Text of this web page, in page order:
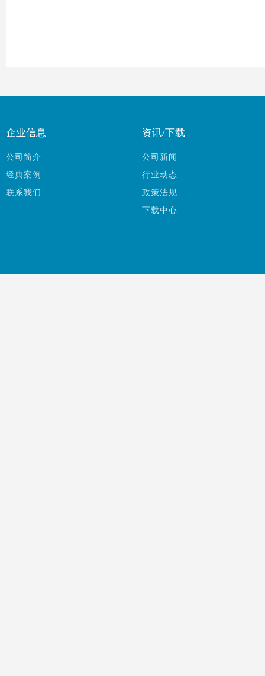
企业信息
公司简介
经典案例
联系我们
资讯/下载
公司新闻
行业动态
政策法规
下载中心